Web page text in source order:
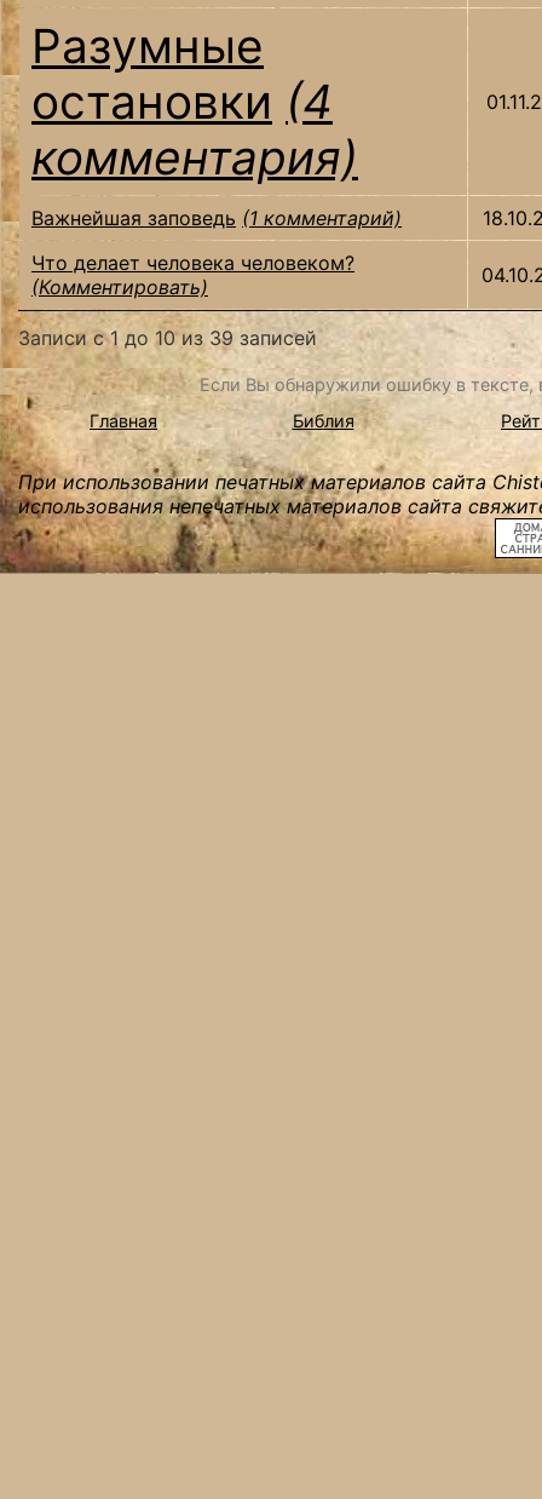
Разумные
остановки (4
комментария)
Важнейшая заповедь (1 комментарий)
Что делает человека человеком?
(Комментировать)
Записи с 1 до 10 из 39 записей
Если Вы обнаружили ошибку в
Главная
Библия
При использовании печатных материалов сайта
использования непечатных материалов сайта